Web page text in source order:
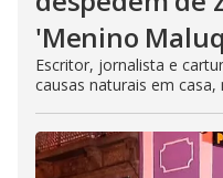
'Menino
Escritor, jornalista e
causas naturais em casa,